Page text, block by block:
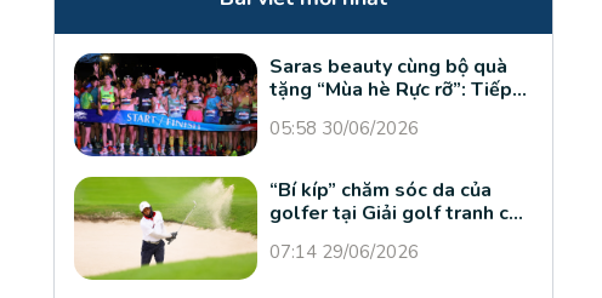
Saras beauty cùng bộ quà
tặng “Mùa hè Rực rỡ”: Tiếp
05:58 30/06/2026
“Bí kíp” chăm sóc da của
golfer tại Giải golf tranh cúp
07:14 29/06/2026